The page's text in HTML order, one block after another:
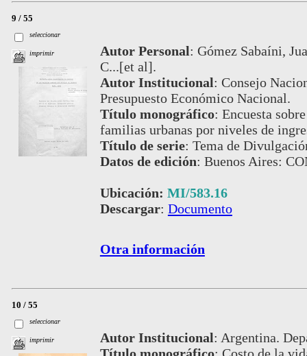
9 / 55
seleccionar
imprimir Autor Personal: Gómez Sabaíni,
C...[et al].
Autor Institucional: Consejo
Presupuesto Económico Nacional.
Título monográfico: Encuesta
familias urbanas por niveles de
Título de serie: Tema de
Datos de edición: Buenos Aires:
Ubicación: MI/583.16
Descargar: Documento
Otra información
10 / 55
seleccionar
imprimir Autor Institucional: Argentina.